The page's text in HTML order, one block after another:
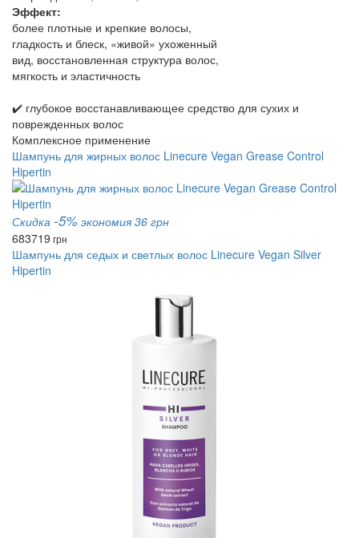
Эффект:
более плотные и крепкие волосы,
гладкость и блеск, «живой» ухоженный
вид, восстановленная структура волос,
мягкость и эластичность
✔️ глубокое восстанавливающее средство для сухих и
поврежденных волос
Комплексное применение
Шампунь для жирных волос Linecure Vegan Grease Control
Hipertin
Скидка -5% экономия 36 грн
683719 грн
Шампунь для седых и светлых волос Linecure Vegan Silver
Hipertin